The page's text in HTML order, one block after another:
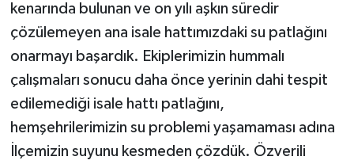
kenarında bulunan ve on yılı aşkın süredir
çözülemeyen ana isale hattımızdaki su patlağını
onarmayı başardık. Ekiplerimizin hummalı
çalışmaları sonucu daha önce yerinin dahi tespit
edilemediği isale hattı patlağını,
hemşehrilerimizin su problemi yaşamaması adına
İlçemizin suyunu kesmeden çözdük. Özverili